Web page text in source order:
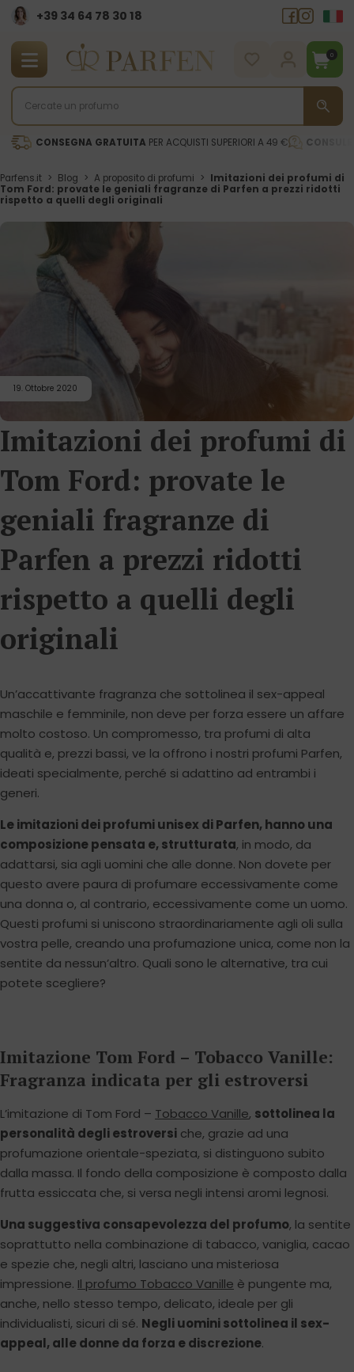
+39 34 64 78 30 18
0
CONSEGNA GRATUITA PER ACQUISTI SUPERIORI A 49 €
Parfens.it > Blog > A proposito di profumi > Imitazioni dei profumi di
Tom Ford: provate le geniali fragranze di Parfen a prezzi ridotti
rispetto a quelli degli originali
19. Ottobre 2020
Imitazioni dei profumi di
Tom Ford: provate le
geniali fragranze di
Parfen a prezzi ridotti
rispetto a quelli degli
originali
Un’accattivante fragranza che sottolinea il sex-appeal
maschile e femminile, non deve per forza essere un affare
molto costoso. Un compromesso, tra profumi di alta
qualità e, prezzi bassi, ve la offrono i nostri profumi Parfen,
ideati specialmente, perché si adattino ad entrambi i
generi.
Le imitazioni dei profumi unisex di Parfen, hanno una
composizione pensata e, strutturata, in modo, da
adattarsi, sia agli uomini che alle donne. Non dovete per
questo avere paura di profumare eccessivamente come
una donna o, al contrario, eccessivamente come un uomo.
Questi profumi si uniscono straordinariamente agli oli sulla
vostra pelle, creando una profumazione unica, come non la
sentite da nessun’altro. Quali sono le alternative, tra cui
potete scegliere?
Imitazione Tom Ford – Tobacco Vanille:
Fragranza indicata per gli estroversi
L’imitazione di Tom Ford – Tobacco Vanille, sottolinea la
personalità degli estroversi che, grazie ad una
profumazione orientale-speziata, si distinguono subito
dalla massa. Il fondo della composizione è composto dalla
frutta essiccata che, si versa negli intensi aromi legnosi.
Una suggestiva consapevolezza del profumo, la sentite
soprattutto nella combinazione di tabacco, vaniglia, cacao
e spezie che, negli altri, lasciano una misteriosa
impressione. Il profumo Tobacco Vanille è pungente ma,
anche, nello stesso tempo, delicato, ideale per gli
individualisti, sicuri di sé. Negli uomini sottolinea il sex-
appeal, alle donne da forza e discrezione.